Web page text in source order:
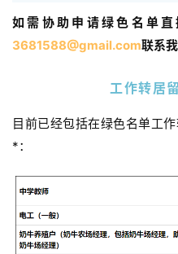
如需协助申请绿色名单
3681588@gmail.com联系
工作转居
目前已经包括在绿色名单工
*：